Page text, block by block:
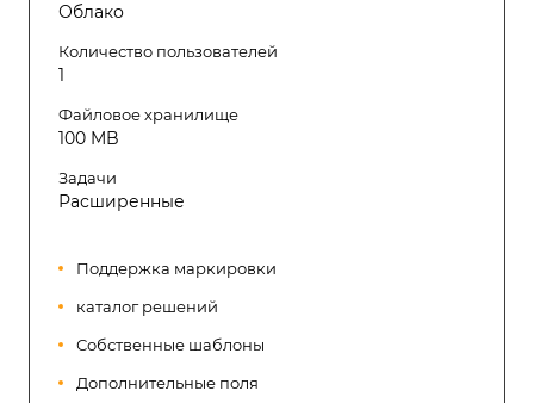
Облако
Количество пользователей
1
Файловое хранилище
100 MB
Задачи
Расширенные
Поддержка маркировки
каталог решений
Собственные шаблоны
Дополнительные поля